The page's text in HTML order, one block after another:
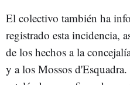
El colectivo también ha
registrado esta incidencia,
de los hechos a la
y a los Mossos